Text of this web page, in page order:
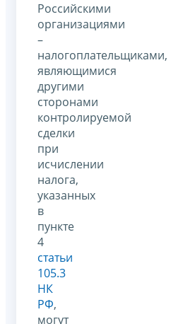
Российскими
организациями
–
налогоплательщиками,
являющимися
другими
сторонами
контролируемой
сделки
при
исчислении
налога,
указанных
в
пункте
4
статьи
105.3
НК
РФ,
могут